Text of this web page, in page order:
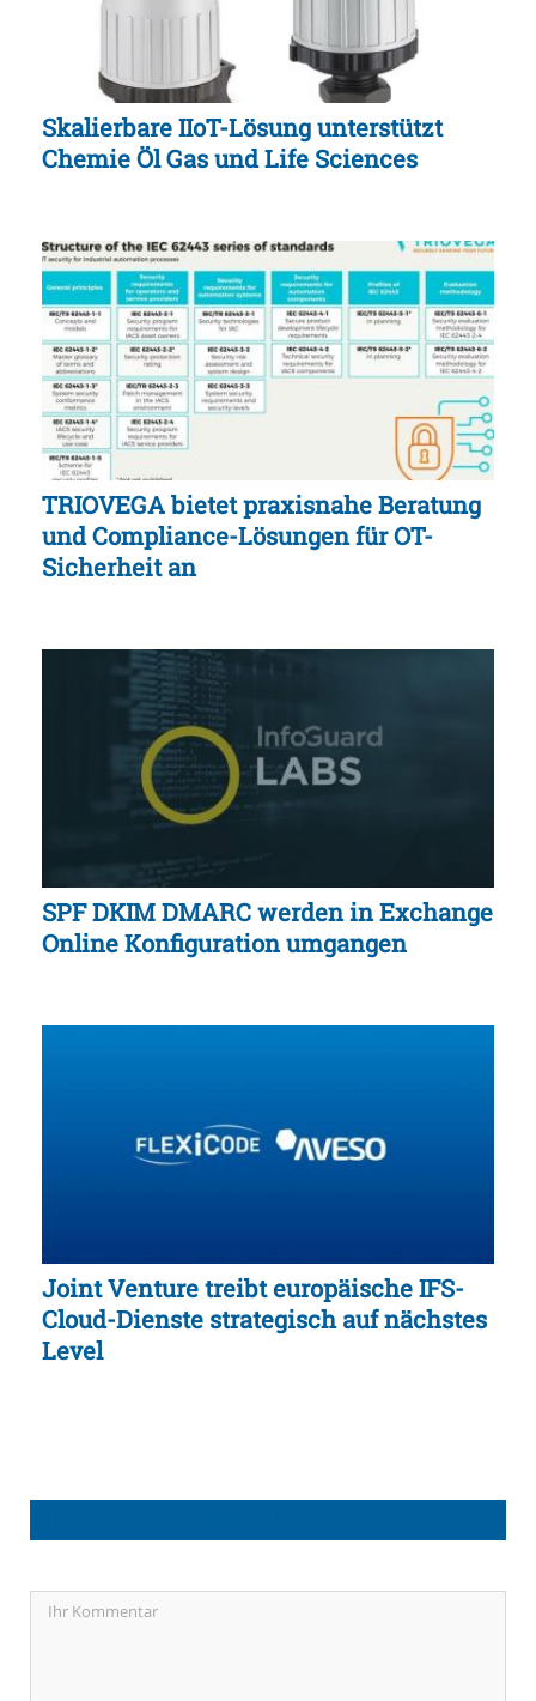
Skalierbare IIoT-Lösung unterstützt
Chemie Öl Gas und Life Sciences
TRIOVEGA bietet praxisnahe Beratung
und Compliance-Lösungen für OT-
Sicherheit an
SPF DKIM DMARC werden in Exchange
Online Konfiguration umgangen
Joint Venture treibt europäische IFS-
Cloud-Dienste strategisch auf nächstes
Level